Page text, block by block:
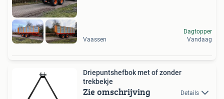
Vaassen
Dagtopper
Vandaag
Driepuntshefbok met of zonder
trekbekje
Zie omschrijving Details